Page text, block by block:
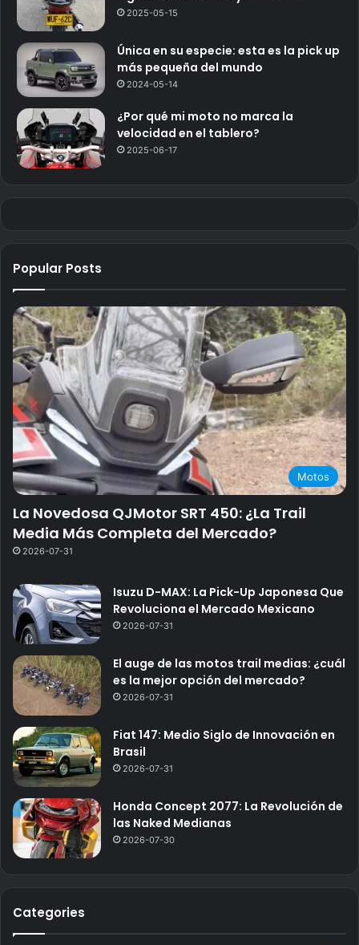
2025-05-15
Única en su especie: esta es la pick up
más pequeña del mundo
2024-05-14
¿Por qué mi moto no marca la
velocidad en el tablero?
2025-06-17
Popular Posts
Motos
La Novedosa QJMotor SRT 450: ¿La Trail
Media Más Completa del Mercado?
2026-07-31
Isuzu D-MAX: La Pick-Up Japonesa Que
Revoluciona el Mercado Mexicano
2026-07-31
El auge de las motos trail medias: ¿cuál
es la mejor opción del mercado?
2026-07-31
Fiat 147: Medio Siglo de Innovación en
Brasil
2026-07-31
Honda Concept 2077: La Revolución de
las Naked Medianas
2026-07-30
Categories